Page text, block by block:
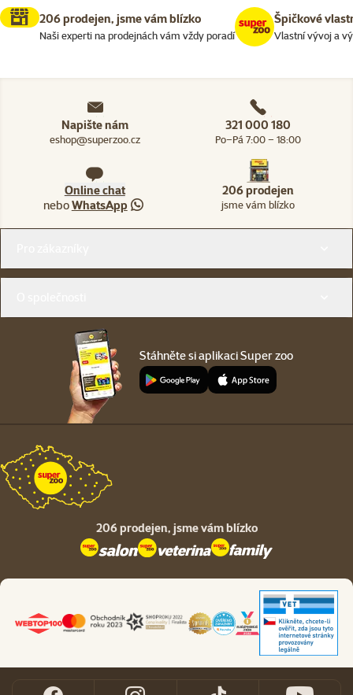
206 prodejen, jsme vám blízko
Naši experti na prodejnách vám vždy poradí
Špičkové
Vlastní vývoj a
Napište nám
eshop@superzoo.cz
321 000 180
Po–Pá 7:00 – 18:00
Online chat
neboWhatsApp
206 prodejen
jsme vám blízko
Stáhněte si aplikaci Super zoo
206 prodejen, jsme vám blízko